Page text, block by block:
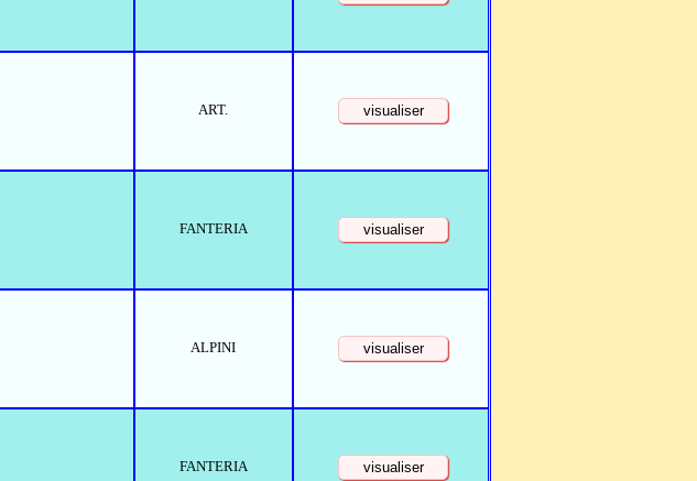
ART.
FANTERIA
ALPINI
FANTERIA